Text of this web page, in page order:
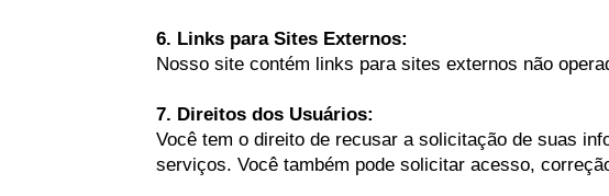
6. Links para Sites Externos:
Nosso site contém links para sites externos não
7. Direitos dos Usuários:
Você tem o direito de recusar a solicitação de suas
serviços. Você também pode solicitar acesso,